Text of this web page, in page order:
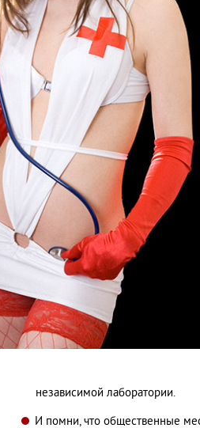
независимой лаборатории.
И помни, что общественные